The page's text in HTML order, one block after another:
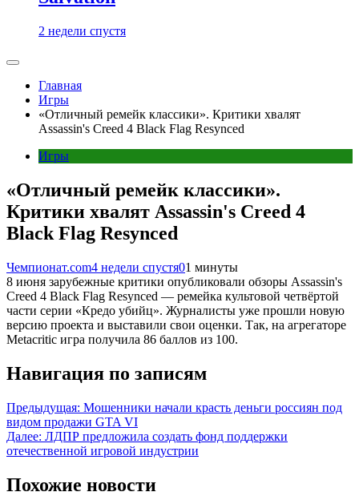
2 недели спустя
Главная
Игры
«Отличный ремейк классики». Критики хвалят
Assassin's Creed 4 Black Flag Resynced
Игры
«Отличный ремейк классики».
Критики хвалят Assassin's Creed 4
Black Flag Resynced
Чемпионат.com4 недели спустя01 минуты
8 июня зарубежные критики опубликовали обзоры Assassin's
Creed 4 Black Flag Resynced — ремейка культовой четвёртой
части серии «Кредо убийц». Журналисты уже прошли новую
версию проекта и выставили свои оценки. Так, на агрегаторе
Metacritic игра получила 86 баллов из 100.
Навигация по записям
Предыдущая: Мошенники начали красть деньги россиян под
видом продажи GTA VI
Далее: ЛДПР предложила создать фонд поддержки
отечественной игровой индустрии
Похожие новости